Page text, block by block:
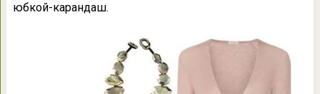
юбкой-карандаш.